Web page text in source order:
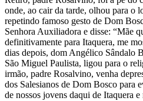
onde, ao cair da tarde, olhou para o
repetindo famoso gesto de Dom
Senhora Auxiliadora e disse: “Mãe
definitivamente para Itaquera, me
dias depois, dom Angélico Sândalo
São Miguel Paulista, ligou para o
irmão, padre Rosalvino, venha
dos Salesianos de Dom Bosco para
de nossos jovens daqui de Itaquera e